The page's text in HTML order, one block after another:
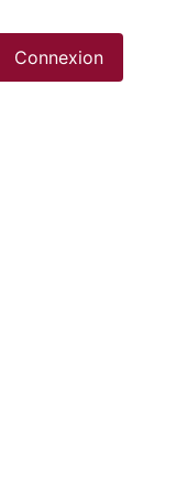
Connexion